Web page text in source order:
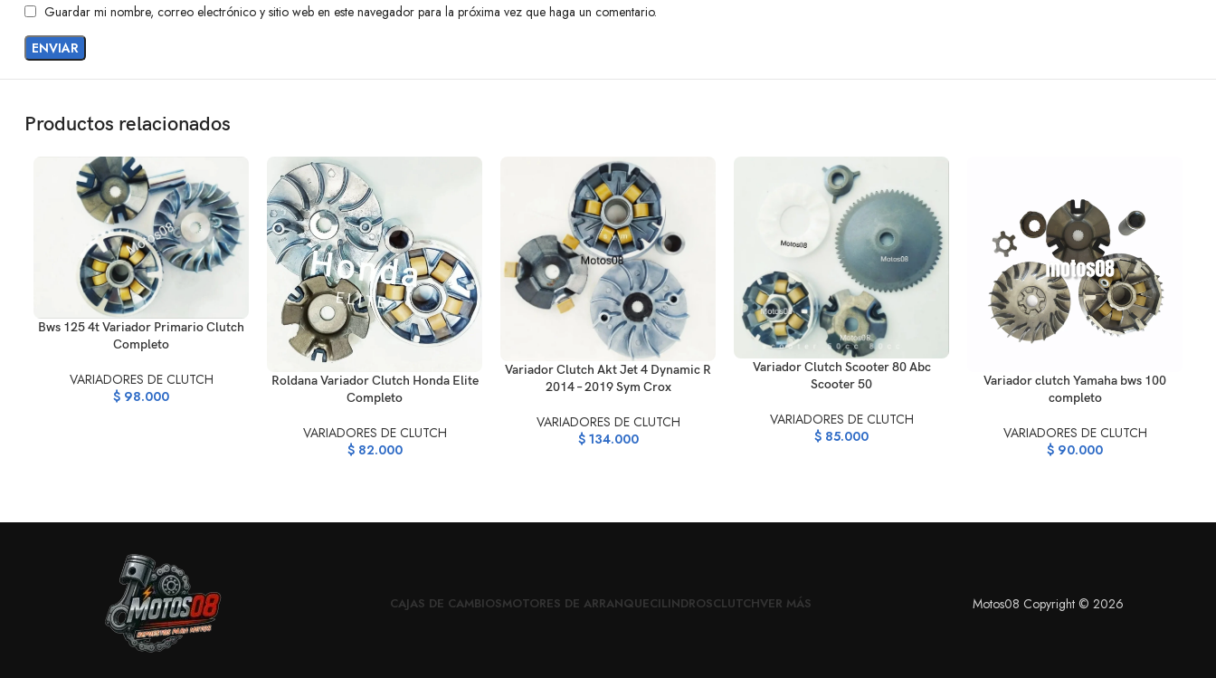
Guardar mi nombre, correo electrónico y sitio web en este navegador para la próxima vez que haga un comentario.
Productos relacionados
AÑADIR AL CARRITO
Bws 125 4t Variador Primario Clutch
Completo
VARIADORES DE CLUTCH
$ 98.000
AÑADIR AL CARRITO
Roldana Variador Clutch Honda Elite
Completo
VARIADORES DE CLUTCH
$82.000
AÑADIR AL CARRITO
Variador Clutch Akt Jet 4 Dynamic R
2014 – 2019 Sym Crox
VARIADORES DE CLUTCH
$134.000
AÑADIR AL CARRITO
Variador Clutch Scooter 80 Abc
Scooter 50
VARIADORES DE CLUTCH
$ 85.000
AÑADIR AL CARRITO
Variador clutch Yamaha bws 100
completo
VARIADORES DE CLUTCH
$ 90.000
CAJAS DE CAMBIOSMOTORES DE ARRANQUECILINDROSCLUTCHVER MÁS Motos08 Copyright © 2026